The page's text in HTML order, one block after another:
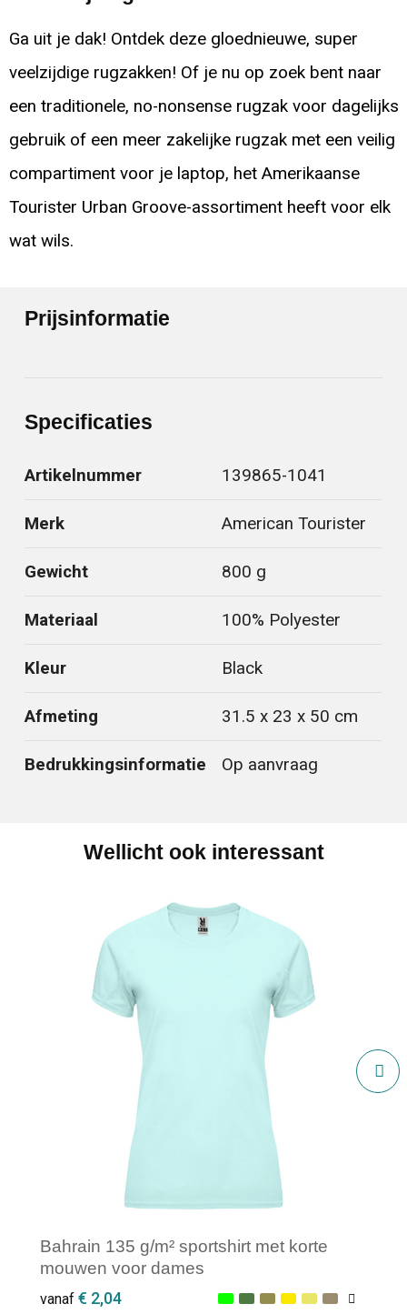
Ga uit je dak! Ontdek deze gloednieuwe, super
veelzijdige rugzakken! Of je nu op zoek bent naar
een traditionele, no-nonsense rugzak voor dagelijks
gebruik of een meer zakelijke rugzak met een veilig
compartiment voor je laptop, het Amerikaanse
Tourister Urban Groove-assortiment heeft voor elk
wat wils.
Prijsinformatie
Specificaties
Artikelnummer 139865-1041
Merk American Tourister
Gewicht 800 g
Materiaal 100% Polyester
Kleur Black
Afmeting 31.5 x 23 x 50 cm
Bedrukkingsinformatie Op aanvraag
Wellicht ook interessant
Bahrain 135 g/m² sportshirt met korte
mouwen voor dames
vanaf € 2,04